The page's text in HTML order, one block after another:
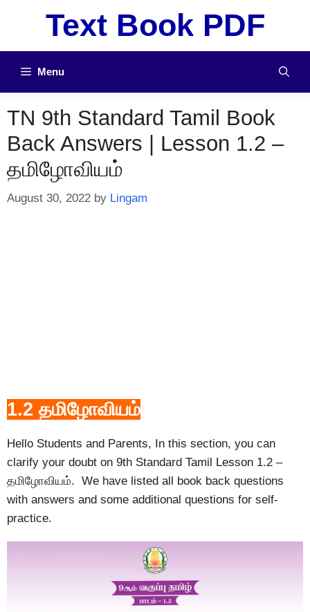
Text Book PDF
Menu
TN 9th Standard Tamil Book
Back Answers | Lesson 1.2 –
தமிழாேவியம்
August 30, 2022 by Lingam
1.2 தமிழாேவியம்
Hello Students and Parents, In this section, you can
clarify your doubt on 9th Standard Tamil Lesson 1.2 –
தமிழாேவியம். We have listed all book back questions
with answers and some additional questions for self-
practice.